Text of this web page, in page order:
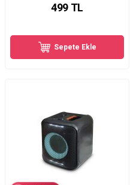
499 TL
Sepete Ekle